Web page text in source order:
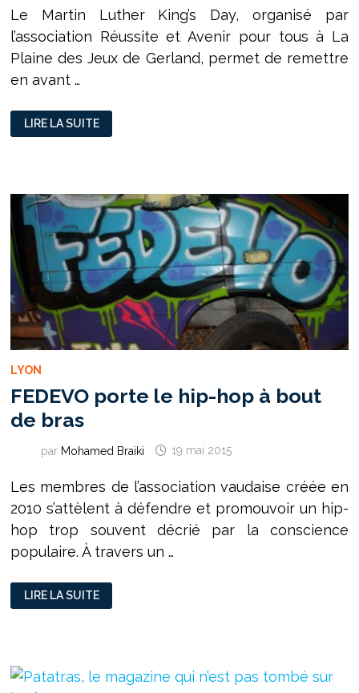
Le Martin Luther King’s Day, organisé par
l’association Réussite et Avenir pour tous à La
Plaine des Jeux de Gerland, permet de remettre
en avant …
LA
FLAMME
DU
LIRE LA SUITE
LYON
FEDEVO porte le hip-hop à bout
de bras
par Mohamed Braiki 19 mai 2015
Les membres de l’association vaudaise créée en
2010 s’attèlent à défendre et promouvoir un hip-
hop trop souvent décrié par la conscience
populaire. À travers un …
FEDEVO
PORTE
LE
DE
BRAS
LIRE LA SUITE